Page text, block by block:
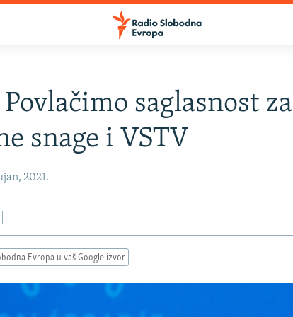
saglasnost za
snage i VSTV
2021.
Evropa u vaš Google izvor